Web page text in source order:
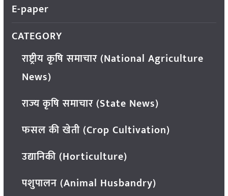
E-paper
CATEGORY
राष्ट्रीय कृषि समाचार (National Agriculture
News)
राज्य कृषि समाचार (State News)
फसल की खेती (Crop Cultivation)
उद्यानिकी (Horticulture)
पशुपालन (Animal Husbandry)